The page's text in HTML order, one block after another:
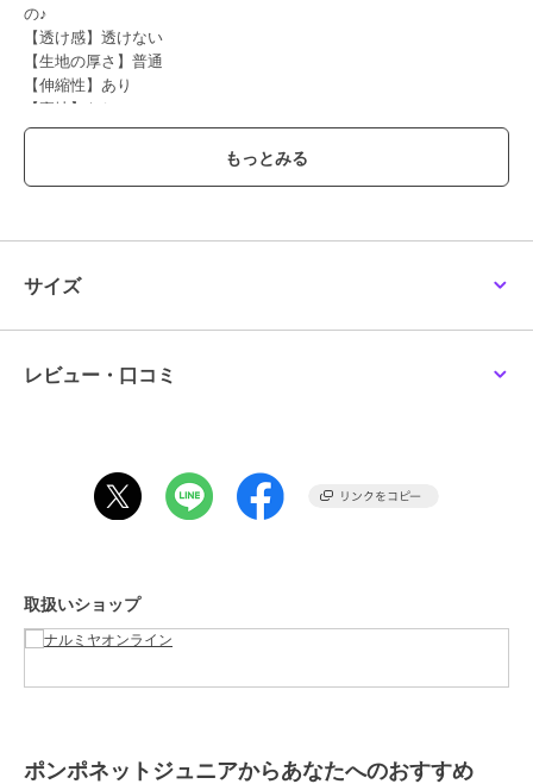
の♪
【透け感】透けない
【生地の厚さ】普通
【伸縮性】あり
【裏地】なし
【ポケット】なし
ショップ
商品カテゴリ トップス ／Tシャツ・カットソ
ブルー、エメラルド グリーン
M(150cm),L(160cm)
お手入れ
サイズ
レビュー・口コミ
取扱いショップ
ポンポネットジュニアからあなたへのおすすめ